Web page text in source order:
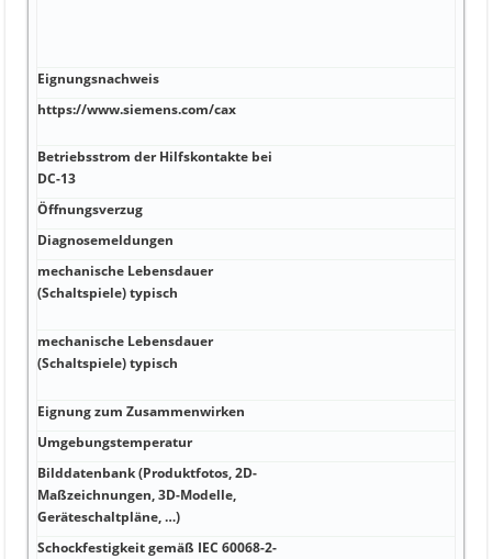
Eignungsnachweis
https://www.siemens.com/cax
Betriebsstrom der Hilfskontakte bei
DC-13
Öffnungsverzug
Diagnosemeldungen
mechanische Lebensdauer
(Schaltspiele) typisch
mechanische Lebensdauer
(Schaltspiele) typisch
Eignung zum Zusammenwirken
Umgebungstemperatur
Bilddatenbank (Produktfotos, 2D-
Maßzeichnungen, 3D-Modelle,
Geräteschaltpläne, …)
Schockfestigkeit gemäß IEC 60068-2-